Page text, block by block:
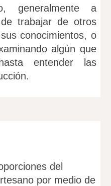
generalmente a
trabajar de otros
conocimientos, o
algún que
entender las
del
por medio de